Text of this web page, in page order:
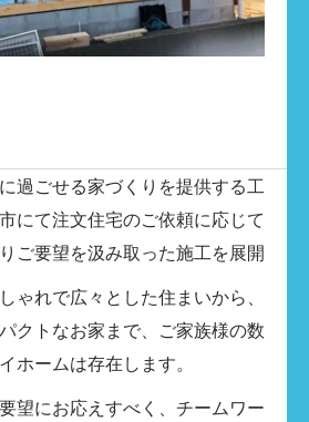
過ごせる家づくりを提供する工
にて注文住宅のご依頼に応じて
ご要望を汲み取った施工を展開
ゃれで広々とした住まいから、
クトなお家まで、ご家族様の数
ホームは存在します。
望にお応えすべく、チームワー